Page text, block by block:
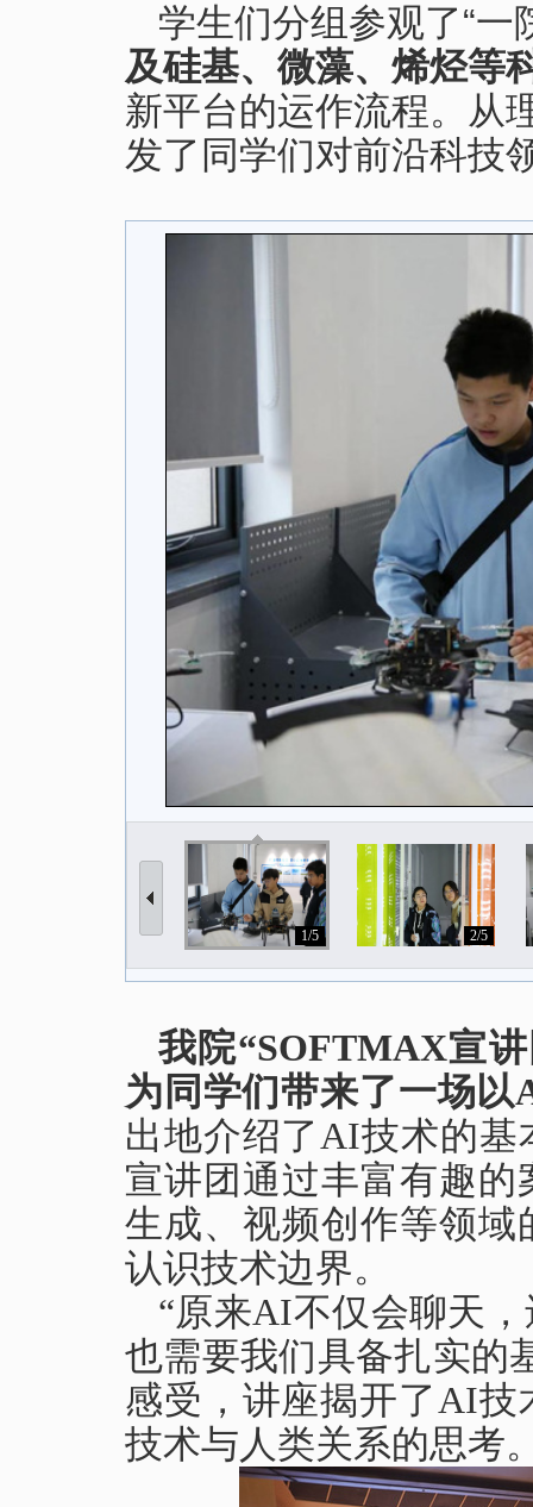
学生们分组参观了“一
及硅基、微藻、烯烃等
新平台的运作流程。从
发了同学们对前沿科技
1/5 2/5
我院“SOFTMAX宣
为同学们带来了一场
出地介绍了AI技术的基
宣讲团 通过丰富有趣的
生成、视频创作等领域
认识技术边界。
“原来AI不仅会聊天
也需要我们具备扎实的
感受，讲座揭开了AI技
技术与人类关系的思考